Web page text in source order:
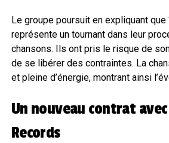
Le groupe poursuit en expliquant que
représente un tournant dans leur
chansons. Ils ont pris le risque de
de se libérer des contraintes. La
et pleine d’énergie, montrant ainsi
Un nouveau contrat
Records